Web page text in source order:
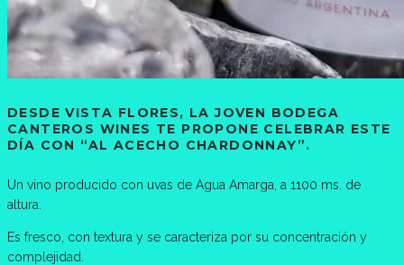
DESDE VISTA FLORES, LA JOVEN BODEGA
CANTEROS WINES TE PROPONE CELEBRAR ESTE
DÍA CON “AL ACECHO CHARDONNAY”.
Un vino producido con uvas de Agua Amarga, a 1100 ms. de
altura.
Es fresco, con textura y se caracteriza por su concentración y
complejidad.